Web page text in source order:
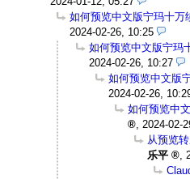
如何预览中文版宁玛十万
2024-02-26, 10:25
如何预览中文版宁玛
2024-02-26, 10:27
如何预览中文版
2024-02-26,
如何预览中
, 2024-02-
从预览
乐平
,